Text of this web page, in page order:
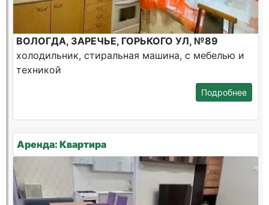
ВОЛОГДА, ЗАРЕЧЬЕ, ГОРЬКОГО УЛ, №89
холодильник, стиральная машина, с мебелью и
техникой
Подробнее
Аренда: Квартира